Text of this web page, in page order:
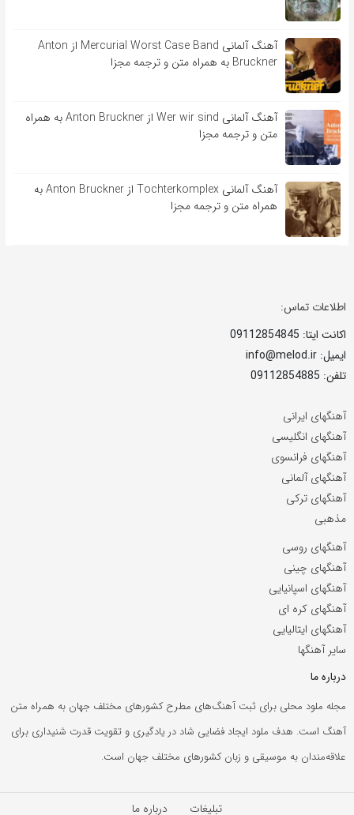
آهنگ آلمانی Mercurial Worst Case Band از Anton
Bruckner به همراه متن و ترجمه مجزا
آهنگ آلمانی Wer wir sind از Anton Bruckner به همراه
متن و ترجمه مجزا
آهنگ آلمانی Tochterkomplex از Anton Bruckner به
همراه متن و ترجمه مجزا
اطلاعات تماس:
اکانت ایتا: 09112854845
ایمیل: info@melod.ir
تلفن: 09112854885
آهنگهای ایرانی
آهنگهای انگلیسی
آهنگهای فرانسوی
آهنگهای آلمانی
آهنگهای ترکی
مذهبی
آهنگهای روسی
آهنگهای چینی
آهنگهای اسپانیایی
آهنگهای کره ای
آهنگهای ایتالیایی
سایر آهنگها
درباره ما
مجله ملود محلی برای ثبت آهنگ‌های مطرح کشورهای مختلف جهان به همراه متن
آهنگ است. هدف ملود ایجاد فضایی شاد در یادگیری و تقویت قدرت شنیداری برای
علاقه‌مندان به موسیقی و زبان کشورهای مختلف جهان است.
تبلیغات درباره ما